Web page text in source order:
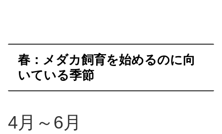
春：メダカ飼育を始めるのに向
いている季節
4月～6月